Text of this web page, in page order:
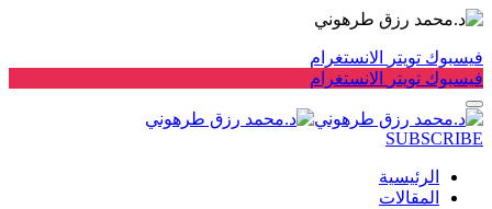
فيسبوك تويتر
الانستغرام
فيسبوك تويتر الانستغرام
SUBSCRIBE
الرئيسية
المقالات